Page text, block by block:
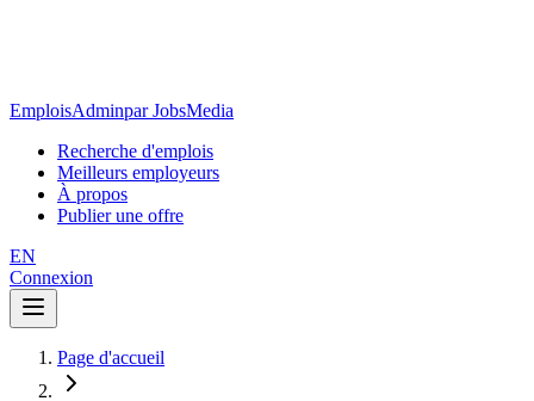
EmploisAdminpar JobsMedia
Recherche d'emplois
Meilleurs employeurs
À propos
Publier une offre
EN
Connexion
Page d'accueil